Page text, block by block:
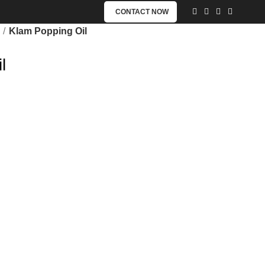
CONTACT NOW
Klam Popping Oil